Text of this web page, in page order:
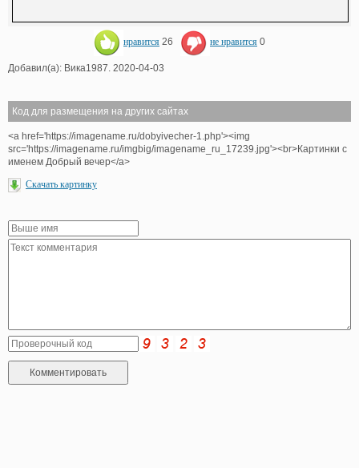
нравится 26 не нравится 0
Добавил(а): Вика1987. 2020-04-03
Код для размещения на других сайтах
<a href='https://imagename.ru/dobyivecher-1.php'><img
src='https://imagename.ru/imgbig/imagename_ru_17239.jpg'><br>Картинки с
именем Добрый вечер</a>
Скачать картинку